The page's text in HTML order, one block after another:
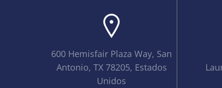
600 Hemisfair Plaza Way, San
Antonio, TX 78205, Estados
Unidos